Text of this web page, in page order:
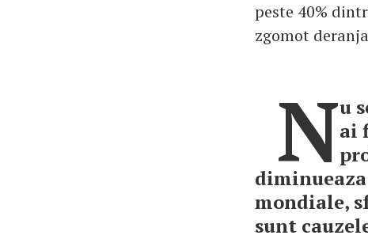
peste 40%
zgomot
Nu
ai
mondiale,
sunt